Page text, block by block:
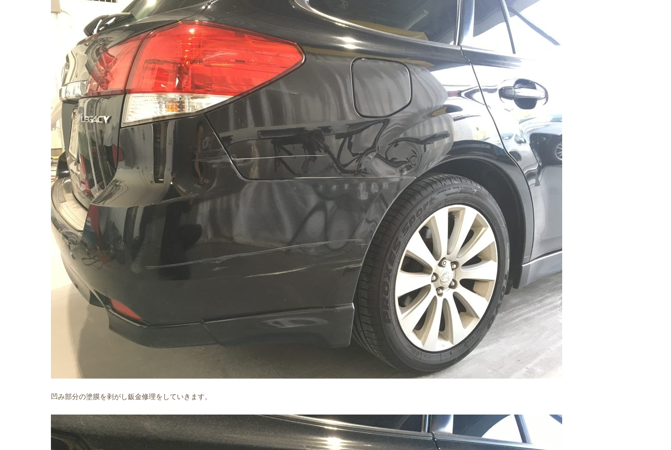
凹み部分の塗膜を剥がし鈑金修理をしていきます。